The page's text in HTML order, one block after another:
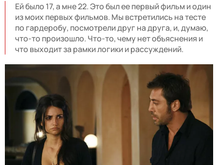
Ей было 17, а мне 22. Это был ее первый фильм и один
из моих первых фильмов. Мы встретились на тесте
по гардеробу, посмотрели друг на друга, и, думаю,
что-то произошло. Что-то, чему нет объяснения и
что выходит за рамки логики и рассуждений.